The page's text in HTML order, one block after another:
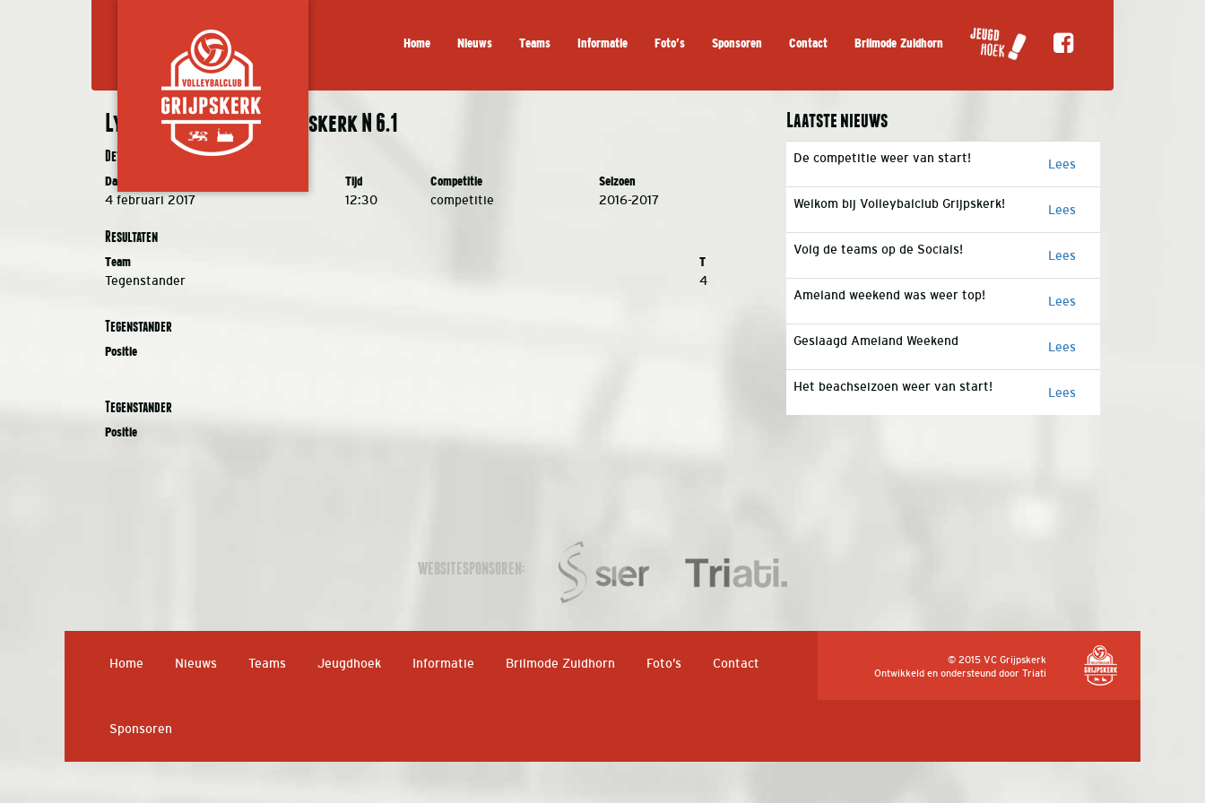
Home Nieuws Teams Informatie Foto’s Sponsoren Contact Brilmode Zuidhorn
Lycurgus N 6.3 – VC Grijpskerk N 6.1
Details
Datum Tijd Competitie Seizoen
4 februari 2017 12:30 competitie 2016-2017
Resultaten
Team T
Tegenstander 4
Tegenstander
Positie
Tegenstander
Positie
Laatste nieuws
De competitie weer van start! Lees
Welkom bij Volleybalclub Grijpskerk! Lees
Volg de teams op de Socials! Lees
Ameland weekend was weer top! Lees
Geslaagd Ameland Weekend Lees
Het beachseizoen weer van start! Lees
WEBSITESPONSOREN:
Home Nieuws Teams Jeugdhoek Informatie Brilmode Zuidhorn Foto’s Contact
Sponsoren
© 2015 VC Grijpskerk
Ontwikkeld en ondersteund door Triati